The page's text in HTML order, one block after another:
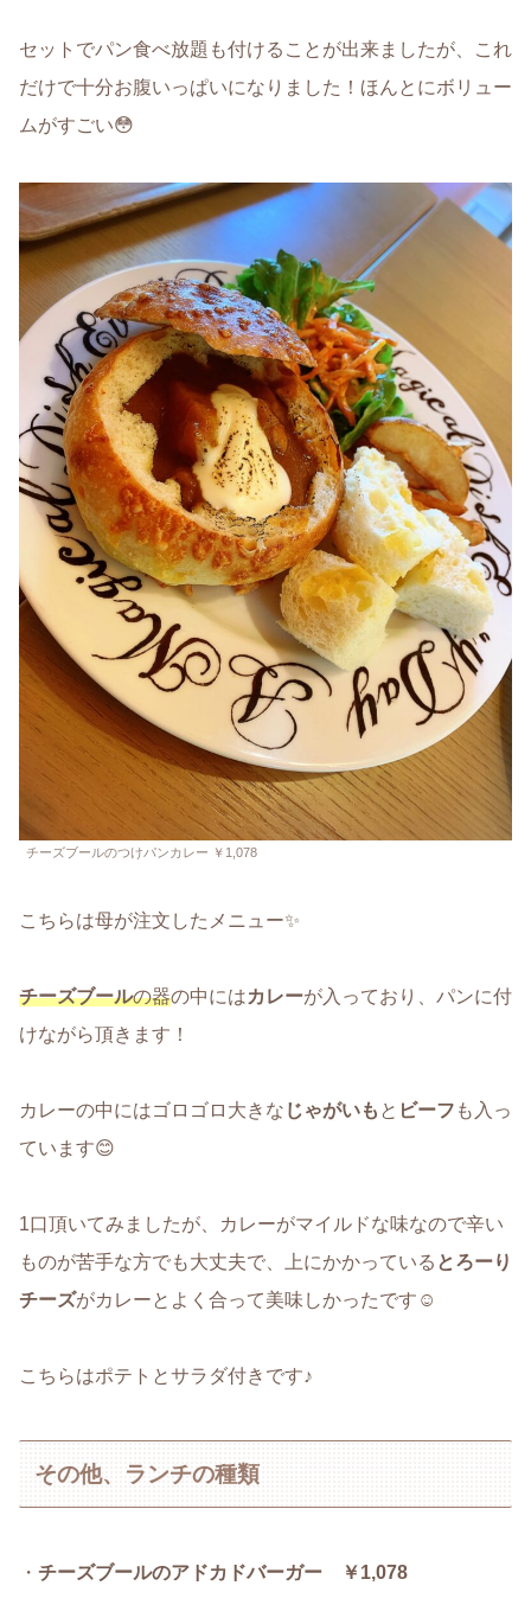
セットでパン食べ放題も付けることが出来ましたが、これ
だけで十分お腹いっぱいになりました！ほんとにボリュー
ムがすごい😳
チーズブールのつけパンカレー ￥1,078
こちらは母が注文したメニュー✨
チーズブールの器の中にはカレーが入っており、パンに付
けながら頂きます！
カレーの中にはゴロゴロ大きな じゃがいも と ビーフ も入っ
ています😊
1口頂いてみましたが、カレーがマイルドな味なので辛い
ものが苦手な方でも大丈夫で、上にかかっている とろーり
チーズがカレーとよく合って美味しかったです☺️
こちらはポテトとサラダ付きです♪
その他、ランチの種類
・ チーズブールのアドカドバーガー ￥1,078